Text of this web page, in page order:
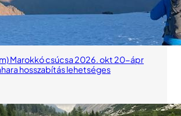
m) Marokkó csúcsa 2026. okt 20-ápr
hosszabítás lehetséges